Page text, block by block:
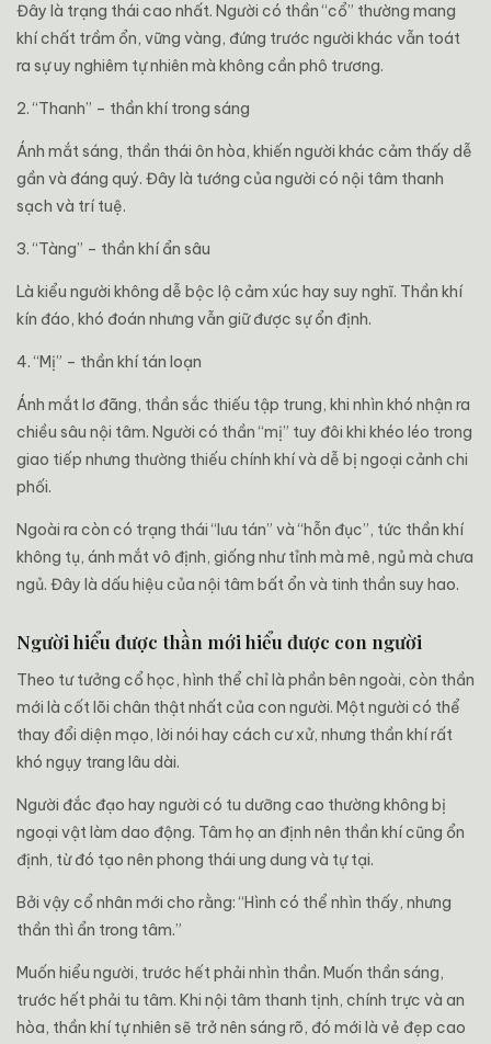
Đây là trạng thái cao nhất. Người có thần “cổ” thường mang
khí chất trầm ổn, vững vàng, đứng trước người khác vẫn toát
ra sự uy nghiêm tự nhiên mà không cần phô trương.
2. “Thanh” – thần khí trong sáng
Ánh mắt sáng, thần thái ôn hòa, khiến người khác cảm thấy dễ
gần và đáng quý. Đây là tướng của người có nội tâm thanh
sạch và trí tuệ.
3. “Tàng” – thần khí ẩn sâu
Là kiểu người không dễ bộc lộ cảm xúc hay suy nghĩ. Thần khí
kín đáo, khó đoán nhưng vẫn giữ được sự ổn định.
4. “Mị” – thần khí tán loạn
Ánh mắt lơ đãng, thần sắc thiếu tập trung, khi nhìn khó nhận ra
chiều sâu nội tâm. Người có thần “mị” tuy đôi khi khéo léo trong
giao tiếp nhưng thường thiếu chính khí và dễ bị ngoại cảnh chi
phối.
Ngoài ra còn có trạng thái “lưu tán” và “hỗn đục”, tức thần khí
không tụ, ánh mắt vô định, giống như tỉnh mà mê, ngủ mà chưa
ngủ. Đây là dấu hiệu của nội tâm bất ổn và tinh thần suy hao.
Người hiểu được thần mới hiểu được con người
Theo tư tưởng cổ học, hình thể chỉ là phần bên ngoài, còn thần
mới là cốt lõi chân thật nhất của con người. Một người có thể
thay đổi diện mạo, lời nói hay cách cư xử, nhưng thần khí rất
khó ngụy trang lâu dài.
Người đắc đạo hay người có tu dưỡng cao thường không bị
ngoại vật làm dao động. Tâm họ an định nên thần khí cũng ổn
định, từ đó tạo nên phong thái ung dung và tự tại.
Bởi vậy cổ nhân mới cho rằng: “Hình có thể nhìn thấy, nhưng
thần thì ẩn trong tâm.”
Muốn hiểu người, trước hết phải nhìn thần. Muốn thần sáng,
trước hết phải tu tâm. Khi nội tâm thanh tịnh, chính trực và an
hòa, thần khí tự nhiên sẽ trở nên sáng rõ, đó mới là vẻ đẹp cao